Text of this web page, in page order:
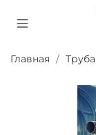
Главная